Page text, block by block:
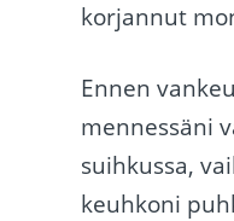
korjannut
Ennen
mennessäni
suihkussa,
keuhkoni